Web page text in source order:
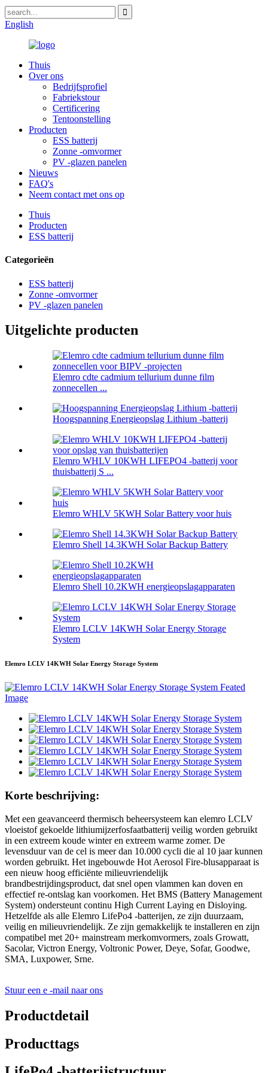
English
Thuis
Over ons
Bedrijfsprofiel
Fabriekstour
Certificering
Tentoonstelling
Producten
ESS batterij
Zonne -omvormer
PV -glazen panelen
Nieuws
FAQ's
Neem contact met ons op
Thuis
Producten
ESS batterij
Categorieën
ESS batterij
Zonne -omvormer
PV -glazen panelen
Uitgelichte producten
Elemro cdte cadmium tellurium dunne film
zonnecellen ...
Hoogspanning Energieopslag Lithium -batterij
Elemro WHLV 10KWH LIFEPO4 -batterij voor
thuisbatterij S ...
Elemro WHLV 5KWH Solar Battery voor huis
Elemro Shell 14.3KWH Solar Backup Battery
Elemro Shell 10.2KWH energieopslagapparaten
Elemro LCLV 14KWH Solar Energy Storage
System
Elemro LCLV 14KWH Solar Energy Storage System
Korte beschrijving:
Met een geavanceerd thermisch beheersysteem kan elemro LCLV
vloeistof gekoelde lithiumijzerfosfaatbatterij veilig worden gebruikt
in een extreem koude winter en extreem warme zomer. De
levensduur van de cel is meer dan 10.000 cycli die al 10 jaar kunnen
worden gebruikt. Het ingebouwde Hot Aerosol Fire-blusapparaat is
een nieuw hoog efficiënte milieuvriendelijk
brandbestrijdingsproduct, dat snel open vlammen kan doven en
effectief re-ontslag kan voorkomen. Het BMS (Battery Management
System) ondersteunt continu High Current Laying en Disloying.
Hetzelfde als alle Elemro LifePo4 -batterijen, ze zijn duurzaam,
veilig en milieuvriendelijk. Ze zijn gemakkelijk te installeren en zijn
compatibel met 20+ mainstream merkomvormers, zoals Growatt,
Sacolar, Victron Energy, Voltronic Power, Deye, Sofar, Goodwe,
SMA, Luxpower, Srne.
Stuur een e -mail naar ons
Productdetail
Producttags